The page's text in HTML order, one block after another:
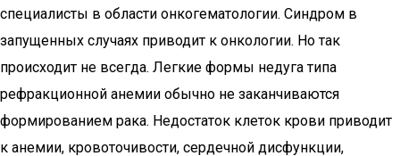
специалисты в области онкогематологии. Синдром в
запущенных случаях приводит к онкологии. Но так
происходит не всегда. Легкие формы недуга типа
рефракционной анемии обычно не заканчиваются
формированием рака. Недостаток клеток крови приводит
к анемии, кровоточивости, сердечной дисфункции,